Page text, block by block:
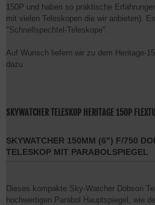
150P und haben so praktische
mit vielen Teleskopen die wir anbieten).
"Schnellspechtel-Teleskope".
Auf Wunsch liefern wir zu dem Heritage-
dazu
SKYWATCHER TELESKOP HERITAGE 150P
SKYWATCHER 150MM (6") F/750
TELESKOP MIT PARABOLSPIEGEL
Dieses kompakte Sky-Watcher Dobson
hochwertigen Parabol Hauptspiegel, wie